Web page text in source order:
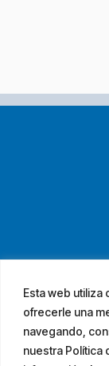
Esta web
ofrecerle una
navegando,
nuestra Política